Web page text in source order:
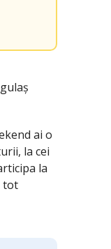
ai o
la cei
la
tot